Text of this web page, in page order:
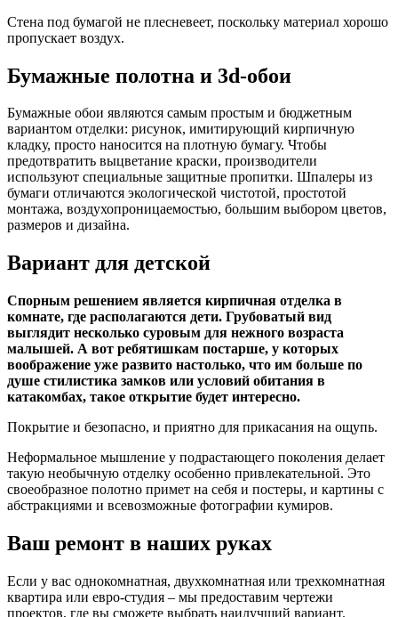
Стена под бумагой не плесневеет, поскольку материал хорошо
пропускает воздух.
Бумажные полотна и 3d-обои
Бумажные обои являются самым простым и бюджетным
вариантом отделки: рисунок, имитирующий кирпичную
кладку, просто наносится на плотную бумагу. Чтобы
предотвратить выцветание краски, производители
используют специальные защитные пропитки. Шпалеры из
бумаги отличаются экологической чистотой, простотой
монтажа, воздухопроницаемостью, большим выбором цветов,
размеров и дизайна.
Вариант для детской
Спорным решением является кирпичная отделка в
комнате, где располагаются дети. Грубоватый вид
выглядит несколько суровым для нежного возраста
малышей. А вот ребятишкам постарше, у которых
воображение уже развито настолько, что им больше по
душе стилистика замков или условий обитания в
катакомбах, такое открытие будет интересно.
Покрытие и безопасно, и приятно для прикасания на ощупь.
Неформальное мышление у подрастающего поколения делает
такую необычную отделку особенно привлекательной. Это
своеобразное полотно примет на себя и постеры, и картины с
абстракциями и всевозможные фотографии кумиров.
Ваш ремонт в наших руках
Если у вас однокомнатная, двухкомнатная или трехкомнатная
квартира или евро-студия – мы предоставим чертежи
проектов, где вы сможете выбрать наилучший вариант.